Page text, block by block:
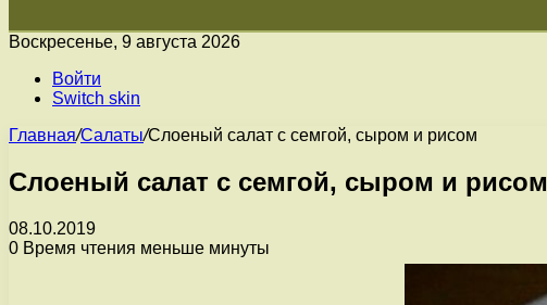
Воскресенье, 9 августа 2026
Войти
Switch skin
Главная/Салаты/Слоеный салат с семгой, сыром и рисом
Слоеный салат с семгой, сыром и рисом
08.10.2019
0 Время чтения меньше минуты